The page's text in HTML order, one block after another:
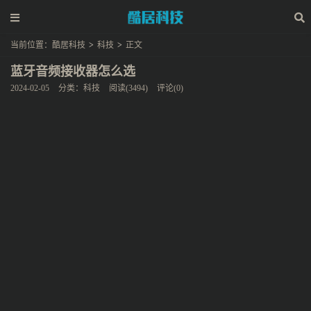
当前位置： 酷居科技 > 科技 > 正文
蓝牙音频接收器怎么选
2024-02-05 分类： 科技 阅读(3494) 评论(0)